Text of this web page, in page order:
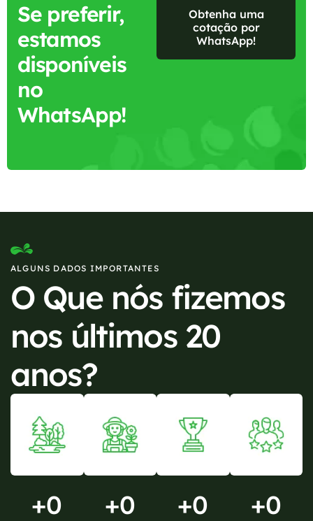
Se preferir,
estamos
disponíveis
no
WhatsApp!
Obtenha uma
cotação por
WhatsApp!
ALGUNS DADOS IMPORTANTES
O Que nós fizemos
nos últimos 20
anos?
+0 +0 +0 +0